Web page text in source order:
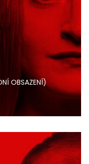
OBSAZENÍ)